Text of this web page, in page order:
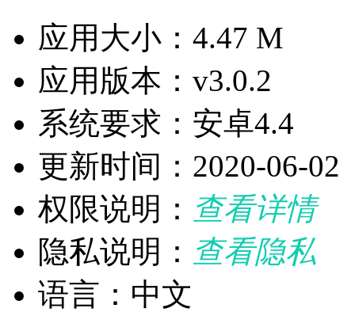
应用大小：4.47 M
应用版本：v3.0.2
系统要求：安卓4.4
更新时间：2020-06-02
权限说明： 查看详情
隐私说明： 查看隐私
语言：中文